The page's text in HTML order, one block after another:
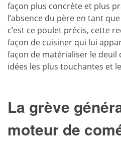
façon plus concrète et plus
l’absence du père en tant
c’est ce poulet précis, cette
façon de cuisiner qui lui
façon de matérialiser le deuil
idées les plus touchantes et
La grève
moteur de